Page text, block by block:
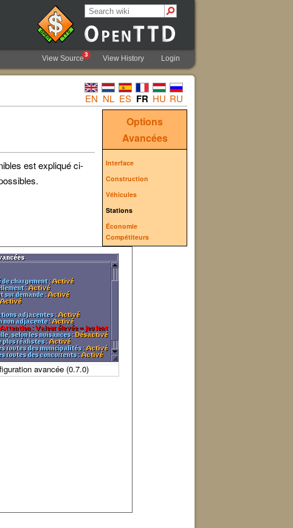
View Source3 View History Login
EN NL ES FR HU RU
Options
Avancées
Interface
Construction
Véhicules
Stations
Économie
Compétiteurs
est expliqué ci-
avancée (0.7.0)